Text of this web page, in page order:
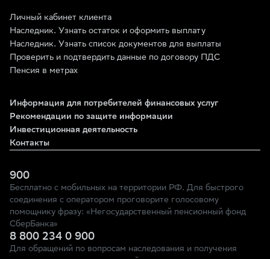
Личный кабинет клиента
Наследник. Узнать остаток и оформить выплату
Наследник. Узнать список документов для выплаты
Проверить и подтвердить данные по договору ПДС
Пенсия в метрах
Информация для потребителей финансовых услуг
Рекомендации по защите информации
Инвестиционная деятельность
Контакты
900
Бесплатно с мобильных на территории РФ. Для быстрого
соединения с оператором проговорите голосовому
помощнику фразу: «Негосударственный пенсионный фонд
СберБанка»
8 800 234 0 900
Для обращений по вопросам наследования и получения